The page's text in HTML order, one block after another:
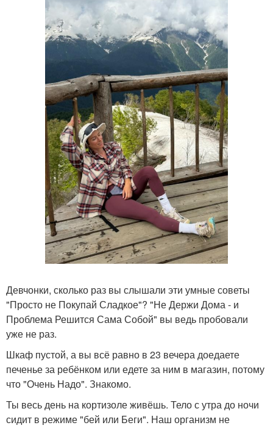
Девчонки, сколько раз вы слышали эти умные советы
"Просто не Покупай Сладкое"? "Не Держи Дома - и
Проблема Решится Сама Собой" вы ведь пробовали
уже не раз.
Шкаф пустой, а вы всё равно в 23 вечера доедаете
печенье за ребёнком или едете за ним в магазин, потому
что "Очень Надо". Знакомо.
Ты весь день на кортизоле живёшь. Тело с утра до ночи
сидит в режиме "бей или Беги". Наш организм не